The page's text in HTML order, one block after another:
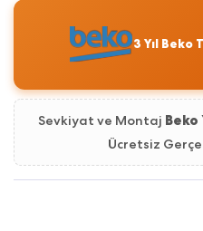
3 Yıl Beko
Sevkiyat ve Montaj Beko
Ücretsiz